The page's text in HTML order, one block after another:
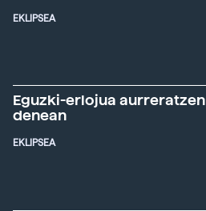
EKLIPSEA
Eguzki-erlojua aurreratzen
denean
EKLIPSEA